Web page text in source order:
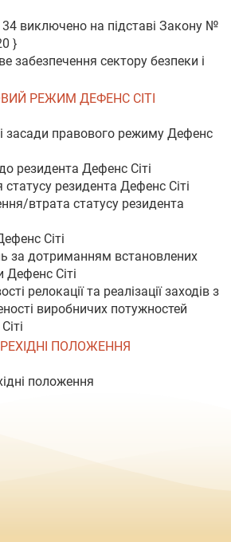
виключено на підставі Закону №
}
забезпечення сектору безпеки і
РЕЖИМ ДЕФЕНС СІТІ
засади правового режиму Дефенс
резидента Дефенс Сіті
резидента Дефенс Сіті
втрата статусу резидента
Сіті
за дотриманням встановлених
Сіті
релокації та реалізації заходів з
виробничих потужностей
ПОЛОЖЕННЯ
положення